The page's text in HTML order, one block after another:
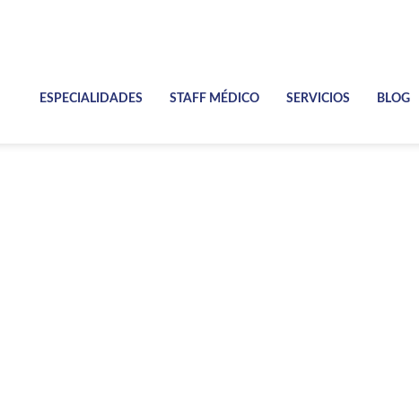
ESPECIALIDADES STAFF MÉDICO SERVICIOS BLOG